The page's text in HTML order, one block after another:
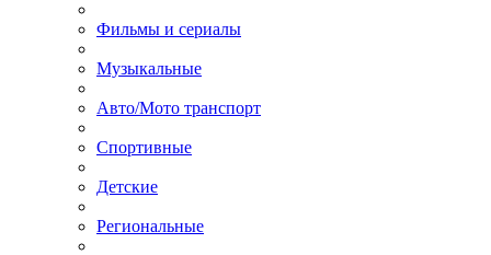
Фильмы и сериалы
Музыкальные
Авто/Мото транспорт
Спортивные
Детские
Региональные